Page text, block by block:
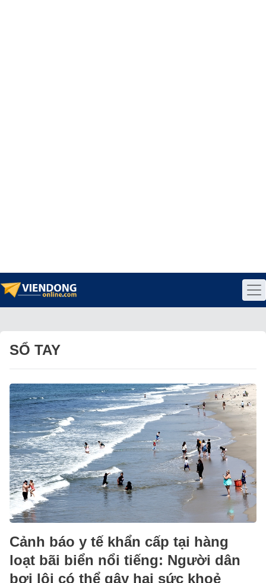
SỔ TAY
Cảnh báo y tế khẩn cấp tại hàng
loạt bãi biển nổi tiếng: Người dân
bơi lội có thể gây hại sức khoẻ